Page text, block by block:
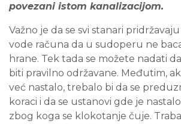
povezani istom kanalizacijom.
Važno je da se svi stanari
vode računa da u sudoperu ne
hrane. Tek tada se možete nadati
biti pravilno održavane. Međutim,
već nastalo, trebalo bi da se
koraci i da se ustanovi gde je
zbog koga se klokotanje čuje.